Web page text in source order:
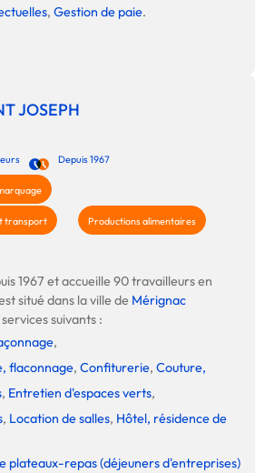
, Gestion de paie.
JOSEPH
Depuis 1967
transport Productions alimentaires
1967 et accueille 90 travailleurs en
situé dans la ville de Mérignac
suivants :
,
flaconnage, Confiturerie, Couture,
, Entretien d'espaces verts,
, Location de salles, Hôtel, résidence de
plateaux-repas (déjeuners d'entreprises)